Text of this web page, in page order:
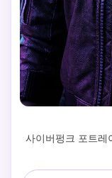
사이버펑크 포트레